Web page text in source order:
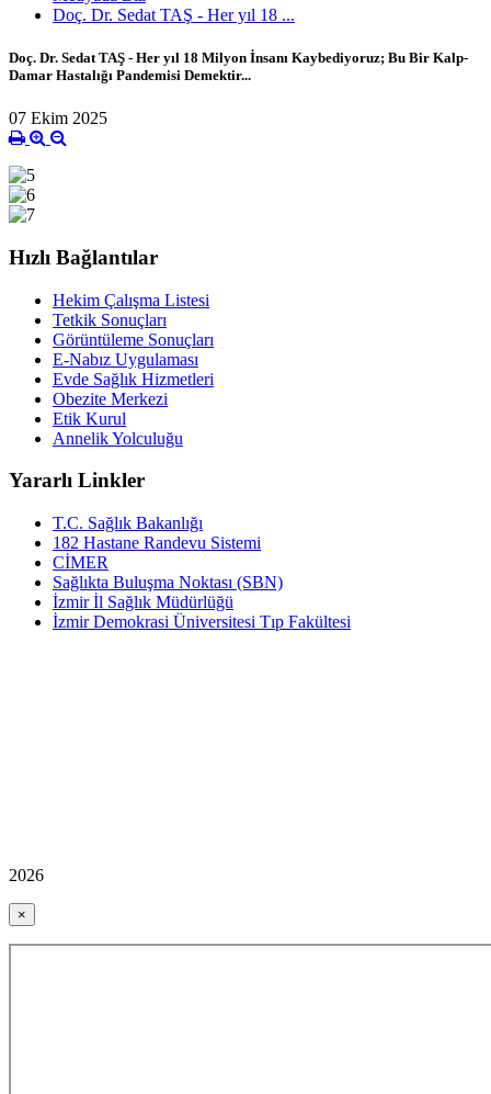
Doç. Dr. Sedat TAŞ - Her yıl 18 ...
Doç. Dr. Sedat TAŞ - Her yıl 18 Milyon İnsanı Kaybediyoruz; Bu Bir Kalp-
Damar Hastalığı Pandemisi Demektir...
07 Ekim 2025
Hızlı Bağlantılar
Hekim Çalışma Listesi
Tetkik Sonuçları
Görüntüleme Sonuçları
E-Nabız Uygulaması
Evde Sağlık Hizmetleri
Obezite Merkezi
Etik Kurul
Annelik Yolculuğu
Yararlı Linkler
T.C. Sağlık Bakanlığı
182 Hastane Randevu Sistemi
CİMER
Sağlıkta Buluşma Noktası (SBN)
İzmir İl Sağlık Müdürlüğü
İzmir Demokrasi Üniversitesi Tıp Fakültesi
2026
×